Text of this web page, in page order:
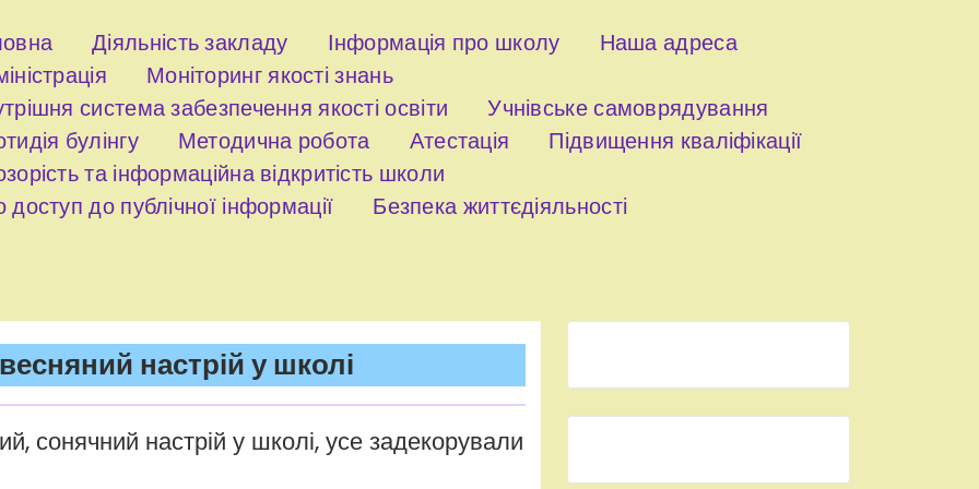
Діяльність закладу Інформація про школу
Наша адреса
Моніторинг якості знань
система забезпечення якості освіти
Учнівське самоврядування
булінгу
Методична робота Атестація
Підвищення кваліфікації
та інформаційна відкритість школи
доступ до публічної інформації
Безпека життєдіяльності
настрій у школі
сонячний настрій у школі, усе задекорували